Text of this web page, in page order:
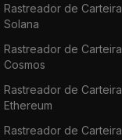
Rastreador de Carteira
Solana
Rastreador de Carteira
Cosmos
Rastreador de Carteira
Ethereum
Rastreador de Carteira